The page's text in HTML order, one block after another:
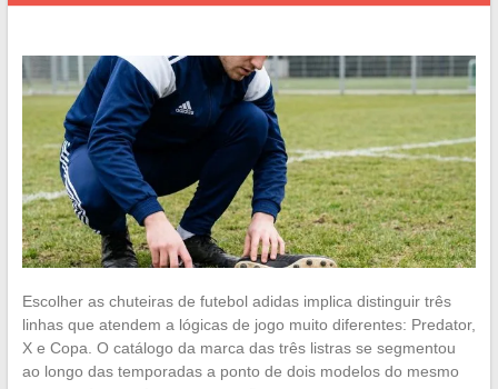
Escolher as chuteiras de futebol adidas implica distinguir três
linhas que atendem a lógicas de jogo muito diferentes: Predator,
X e Copa. O catálogo da marca das três listras se segmentou
ao longo das temporadas a ponto de dois modelos do mesmo